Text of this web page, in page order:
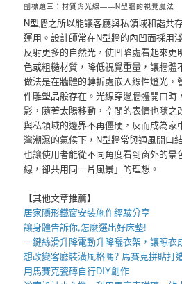
副標題三：材質與光線——N型牆的視覺魔法
N型牆之所以能讓客廳與私領域和諧共
運用。設計師常在N型牆的內凹面採用
反射更多的自然光，使凹陷處看起來
色或粗糙材質，降低視覺重量，讓牆體
做法是在牆體的轉折處嵌入線性燈光，
件雕塑品般存在。光線穿過牆體開口時
影，隨著太陽移動，空間的表情也隨之
與私領域的邊界不再僵硬，反而成為家
灣潮濕的氣候下，N型牆常與通風開口
也讓使用者能從不同角度看到窗外的景
線，卻共用同一片風景」的理想。
【其他文章推薦】
居家隱形鐵窗安裝施作經驗分享
讓身體告訴你,怎麼選出好床墊!
一鍵絲滑升降電動升降曬衣架 ，讓晾衣
想改變客廳裝潢風格嗎? 馬賽克拼貼打
用馬賽克瓷磚自行DIY創作